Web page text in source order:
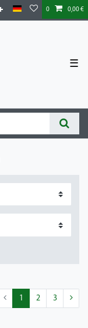
0 0,00 €
☰
1 2 3